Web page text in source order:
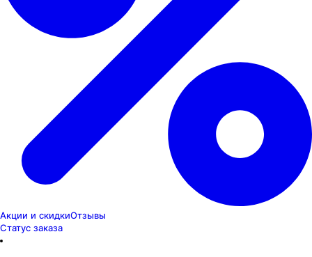
Акции и скидкиОтзывы
Статус заказа